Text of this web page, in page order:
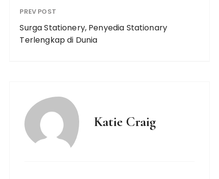
PREV POST
Surga Stationery, Penyedia Stationary
Terlengkap di Dunia
Katie Craig